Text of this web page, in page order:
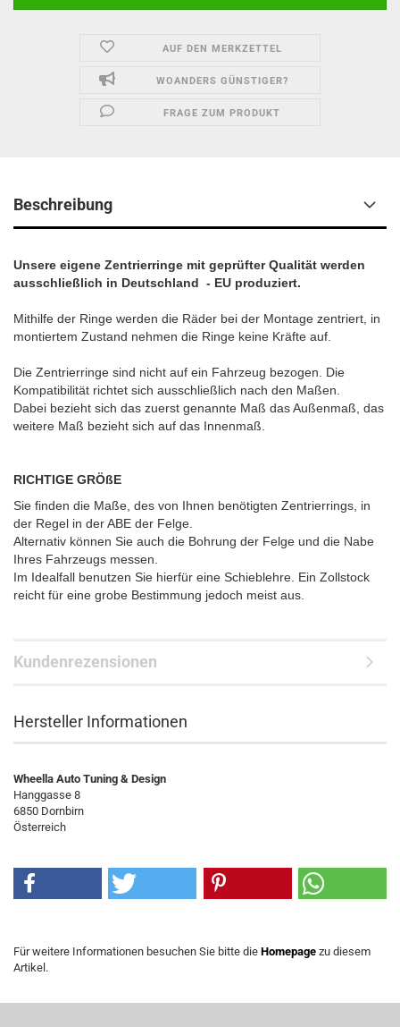
AUF DEN MERKZETTEL
WOANDERS GÜNSTIGER?
FRAGE ZUM PRODUKT
Beschreibung
Unsere eigene Zentrierringe mit geprüfter Qualität werden
ausschließlich in Deutschland - EU produziert.
Mithilfe der Ringe werden die Räder bei der Montage zentriert, in
montiertem Zustand nehmen die Ringe keine Kräfte auf.
Die Zentrierringe sind nicht auf ein Fahrzeug bezogen. Die
Kompatibilität richtet sich ausschließlich nach den Maßen.
Dabei bezieht sich das zuerst genannte Maß das Außenmaß, das
weitere Maß bezieht sich auf das Innenmaß.
RICHTIGE GRÖßE
Sie finden die Maße, des von Ihnen benötigten Zentrierrings, in
der Regel in der ABE der Felge.
Alternativ können Sie auch die Bohrung der Felge und die Nabe
Ihres Fahrzeugs messen.
Im Idealfall benutzen Sie hierfür eine Schieblehre. Ein Zollstock
reicht für eine grobe Bestimmung jedoch meist aus.
Kundenrezensionen
Hersteller Informationen
Wheella Auto Tuning & Design
Hanggasse 8
6850 Dornbirn
Österreich
Für weitere Informationen besuchen Sie bitte die Homepage zu diesem
Artikel.